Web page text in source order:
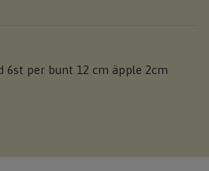
6st per bunt 12 cm äpple 2cm